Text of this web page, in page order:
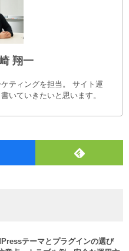
翔一
ティングを担当。 サイト運
いていきたいと思います。
テーマとプラグインの選び